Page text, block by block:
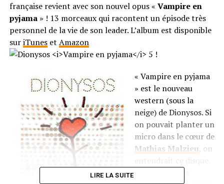
française revient avec son nouvel opus « Vampire en
pyjama» ! 13 morceaux qui racontent un épisode très
personnel de la vie de son leader. L’album est disponible
suriTuneset Amazon
!
« Vampire en pyjama
» est le nouveau
western (sous la
neige) de Dionysos. Si
on pouvait planter un
micro dans le cœur de
Mathias Malzieu, on
LIRE LA SUITE